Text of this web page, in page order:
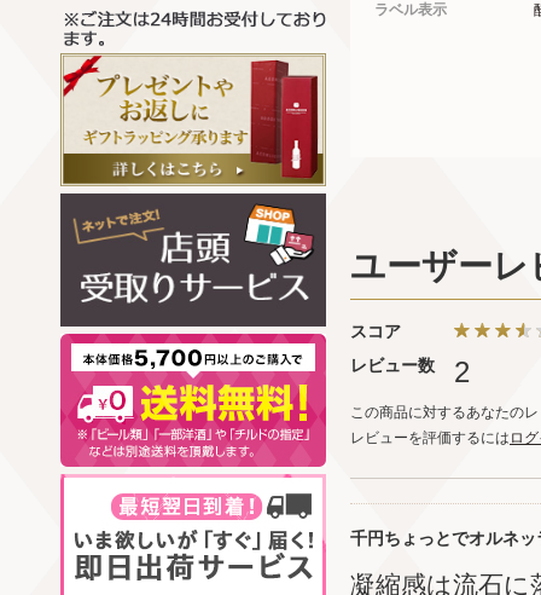
ラベル表示
ユーザーレ
スコア
レビュー数
2
この商品に対するあなたの
レビューを評価するには ロ
千円ちょっとでオルネッ
凝縮感は流石